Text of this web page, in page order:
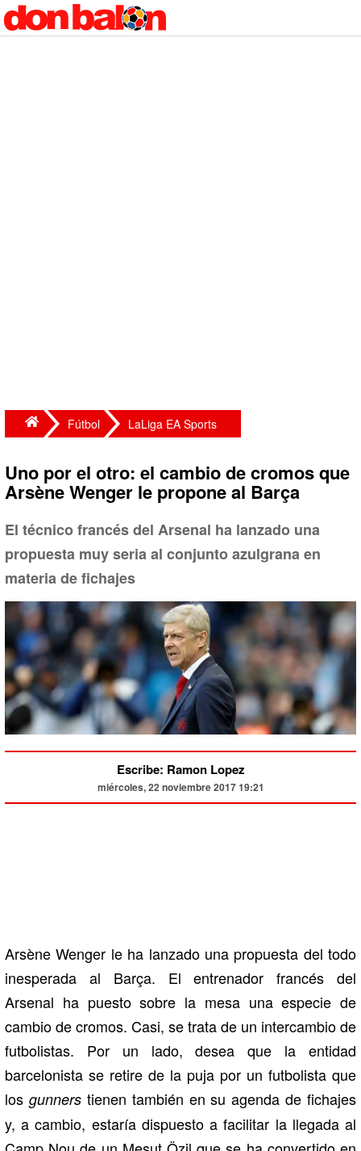
Fútbol LaLiga EA Sports
Uno por el otro: el cambio de cromos que
Arsène Wenger le propone al Barça
El técnico francés del Arsenal ha lanzado una
propuesta muy seria al conjunto azulgrana en
materia de fichajes
Escribe: Ramon Lopez
miércoles, 22 noviembre 2017 19:21
Arsène Wenger le ha lanzado una propuesta del todo
inesperada al Barça. El entrenador francés del
Arsenal ha puesto sobre la mesa una especie de
cambio de cromos. Casi, se trata de un intercambio de
futbolistas. Por un lado, desea que la entidad
barcelonista se retire de la puja por un futbolista que
los gunners tienen también en su agenda de fichajes
y, a cambio, estaría dispuesto a facilitar la llegada al